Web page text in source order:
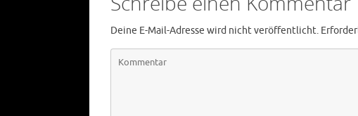
Deine E-Mail-Adresse wird nicht veröffentlicht.